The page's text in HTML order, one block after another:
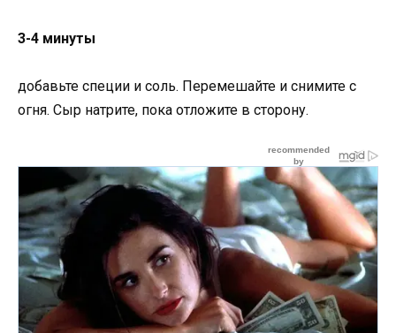
3-4 минуты
добавьте специи и соль. Перемешайте и снимите с
огня. Сыр натрите, пока отложите в сторону.